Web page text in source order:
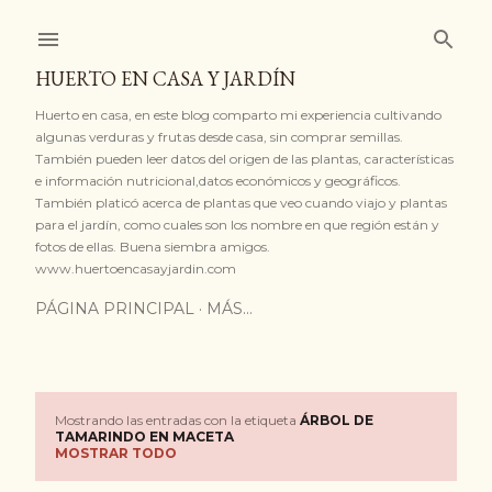
HUERTO EN CASA Y JARDÍN
Huerto en casa, en este blog comparto mi experiencia cultivando
algunas verduras y frutas desde casa, sin comprar semillas.
También pueden leer datos del origen de las plantas, características
e información nutricional,datos económicos y geográficos.
También platicó acerca de plantas que veo cuando viajo y plantas
para el jardín, como cuales son los nombre en que región están y
fotos de ellas. Buena siembra amigos.
www.huertoencasayjardin.com
PÁGINA PRINCIPAL MÁS…
Mostrando las entradas con la etiqueta ÁRBOL DE
TAMARINDO EN MACETA
MOSTRAR TODO